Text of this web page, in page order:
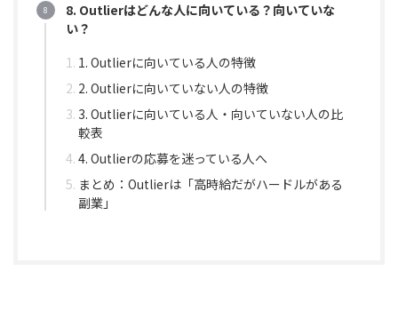
8. Outlierはどんな人に向いている？向いていな
い？
1. Outlierに向いている人の特徴
2. Outlierに向いていない人の特徴
3. Outlierに向いている人・向いていない人の比
較表
4. Outlierの応募を迷っている人へ
まとめ：Outlierは「高時給だがハードルがある
副業」